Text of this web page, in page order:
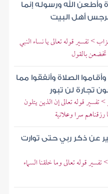
وأطعن الله ورسوله إنما
أهل البيت
> تفسير قوله تعالى يا نساء النبي
تخضعن بالقول
الصلاة وأنفقوا مما
تجارة لن تبور
قوله تعالى إن الذين يتلون
رزقناهم سرا وعلانية
عن ذكر ربي حتى توارت
قوله تعالى وما خلقنا السماء